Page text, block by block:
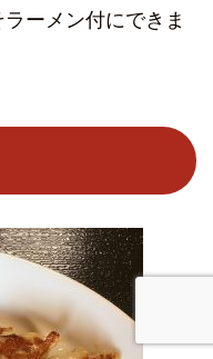
ーメン付にできま